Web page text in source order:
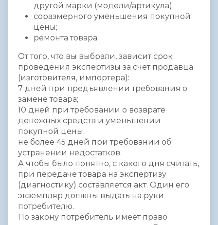
другой марки (модели/артикула);
соразмерного уменьшения покупной
цены;
ремонта товара.
От того, что вы выбрали, зависит срок
проведения экспертизы за счет продавца
(изготовителя, импортера):
7 дней при предъявлении требования о
замене товара;
10 дней при требовании о возврате
денежных средств и уменьшении
покупной цены;
не более 45 дней при требовании об
устранении недостатков.
А чтобы было понятно, с какого дня считать,
при передаче товара на экспертизу
(диагностику) составляется акт. Один его
экземпляр должны выдать на руки
потребителю.
По закону потребитель имеет право